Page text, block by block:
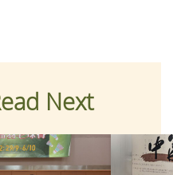
Next